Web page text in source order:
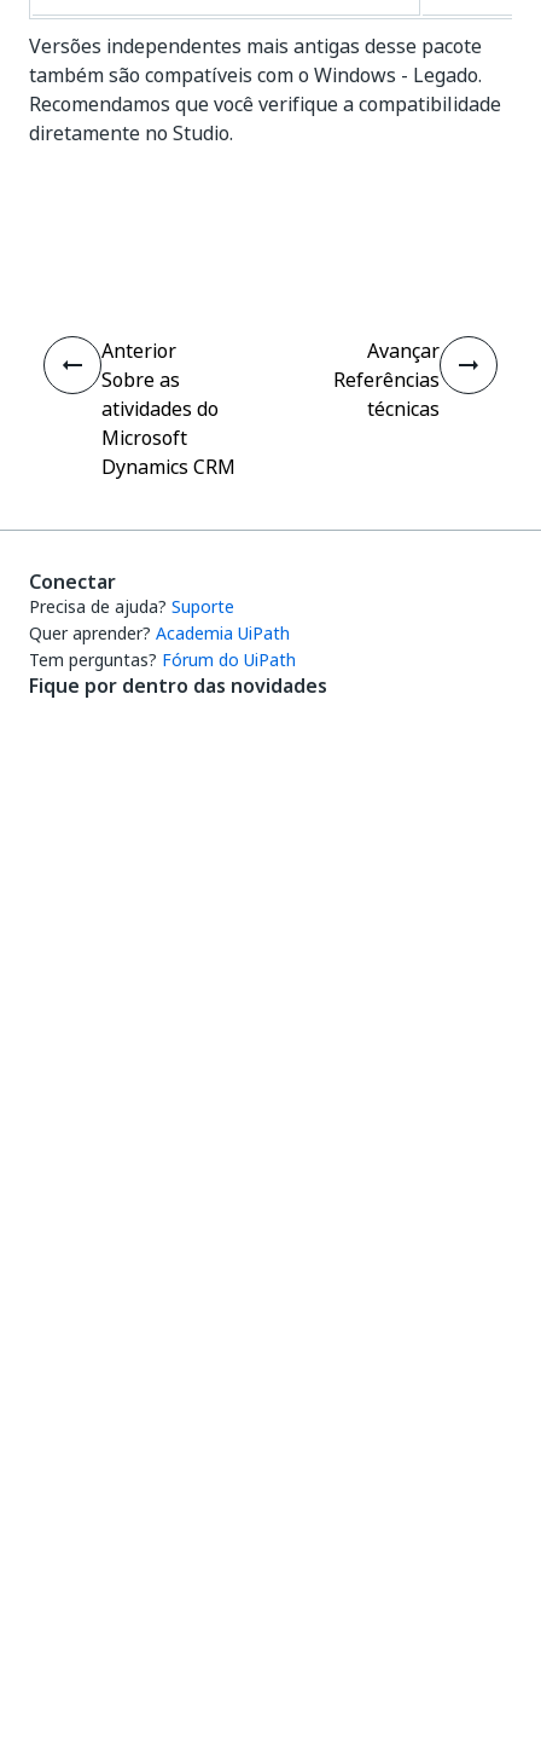
Versões independentes mais antigas desse pacote
também são compatíveis com o Windows - Legado.
Recomendamos que você verifique a compatibilidade
diretamente no Studio.
Anterior
Sobre as
atividades do
Microsoft
Dynamics CRM
Avançar
Referências
técnicas
Conectar
Precisa de ajuda? Suporte
Quer aprender? Academia UiPath
Tem perguntas? Fórum do UiPath
Fique por dentro das novidades